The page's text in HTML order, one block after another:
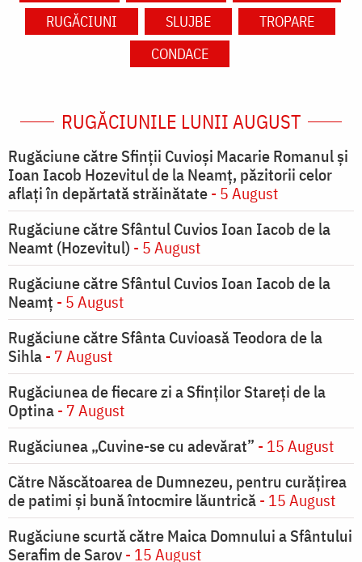
RUGĂCIUNI
SLUJBE
TROPARE
CONDACE
RUGĂCIUNILE LUNII AUGUST
Rugăciune către Sfinții Cuvioși Macarie Romanul și
Ioan Iacob Hozevitul de la Neamț, păzitorii celor
aflați în depărtată străinătate- 5 August
Rugăciune către Sfântul Cuvios Ioan Iacob de la
Neamt (Hozevitul) - 5 August
Rugăciune către Sfântul Cuvios Ioan Iacob de la
Neamț - 5 August
Rugăciune către Sfânta Cuvioasă Teodora de la
Sihla- 7 August
Rugăciunea de fiecare zi a Sfinților Stareți de la
Optina- 7 August
Rugăciunea „Cuvine-se cu adevărat” - 15 August
Către Născătoarea de Dumnezeu, pentru curățirea
de patimi și bună întocmire lăuntrică- 15 August
Rugăciune scurtă către Maica Domnului a Sfântului
Serafim de Sarov- 15 August